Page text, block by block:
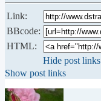
Link:
BBcode:
HTML:
Hide post links
Show post links